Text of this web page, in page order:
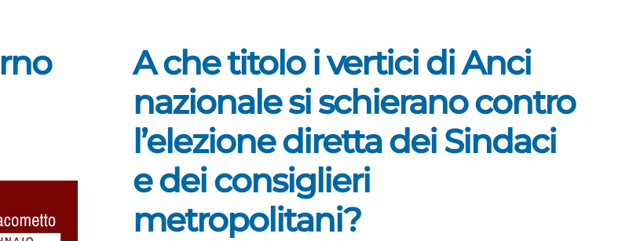
A che titolo i vertici di Anci
nazionale si schierano contro
l’elezione diretta dei Sindaci
e dei consiglieri
metropolitani?